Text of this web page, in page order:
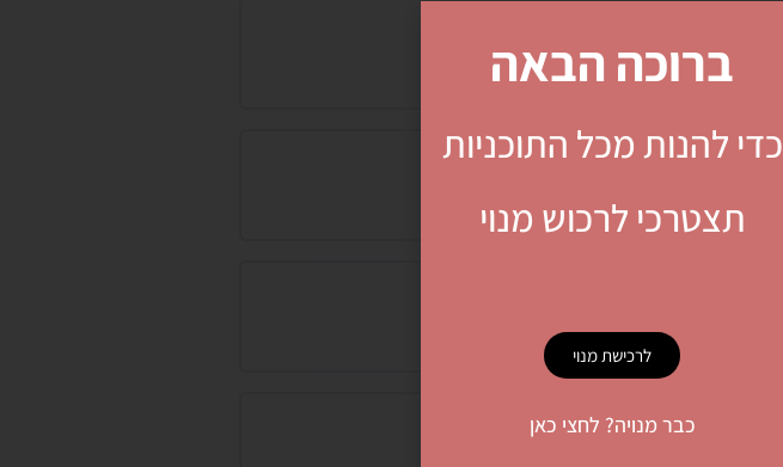
ברוכה הבאה
כדי להנות מכל התוכניות
תצטרכי לרכוש מנוי
לרכישת מנוי
כבר מנויה? לחצי כאן